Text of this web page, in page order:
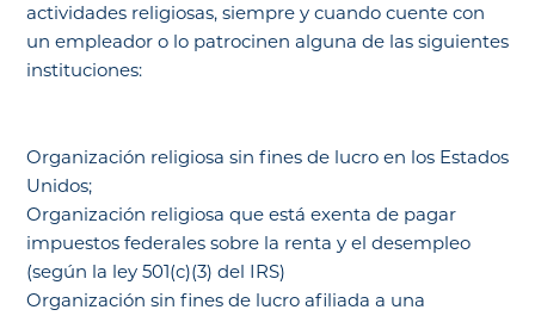
actividades religiosas, siempre y cuando cuente con
un empleador o lo patrocinen alguna de las siguientes
instituciones:
Organización religiosa sin fines de lucro en los Estados
Unidos;
Organización religiosa que está exenta de pagar
impuestos federales sobre la renta y el desempleo
(según la ley 501(c)(3) del IRS)
Organización sin fines de lucro afiliada a una